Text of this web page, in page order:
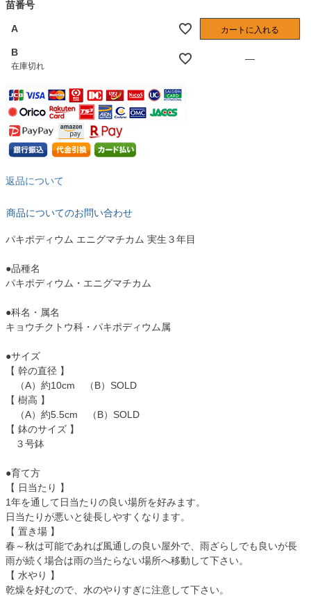
苗番号
A カートに入れる
B
在庫切れ
—
返品について
商品についてのお問い合わせ
パキポディウム エニグマチカム 実生３年目
●品種名
パキポディウム・エニグマチカム
●科名・属名
キョウチクトウ科・パキポディウム属
●サイズ
【 幹の直径 】
（A）約10cm （B）SOLD
【 樹高 】
（A）約5.5cm （B）SOLD
【 鉢のサイズ 】
３号鉢
●育て方
【 日当たり 】
1年を通して日当たりの良い場所を好みます。
日当たりが悪いと徒長しやすくなります。
【 置き場 】
春～秋は可能であれば風通しの良い屋外で、雨ざらしでも良いが長
雨が続く場合は雨の当たらない場所へ移動して下さい。
【 水やり 】
乾燥を好むので、水のやりすぎに注意して下さい。